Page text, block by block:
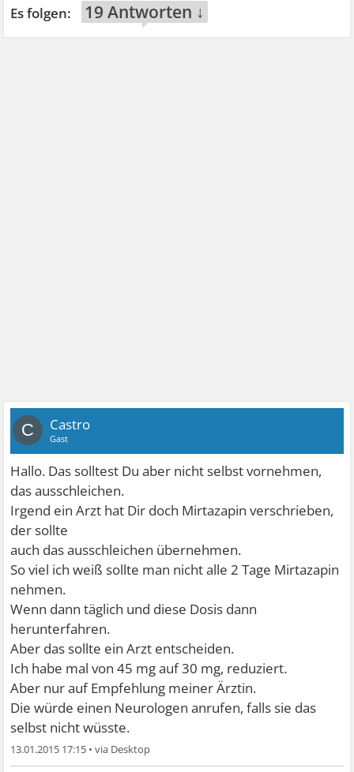
19 Antworten ↓
C Castro
Gast
Hallo. Das solltest Du aber nicht selbst vornehmen,
das ausschleichen.
Irgend ein Arzt hat Dir doch Mirtazapin verschrieben,
der sollte
auch das ausschleichen übernehmen.
So viel ich weiß sollte man nicht alle 2 Tage Mirtazapin
nehmen.
Wenn dann täglich und diese Dosis dann
herunterfahren.
Aber das sollte ein Arzt entscheiden.
Ich habe mal von 45 mg auf 30 mg, reduziert.
Aber nur auf Empfehlung meiner Ärztin.
Die würde einen Neurologen anrufen, falls sie das
selbst nicht wüsste.
13.01.2015 17:15 •